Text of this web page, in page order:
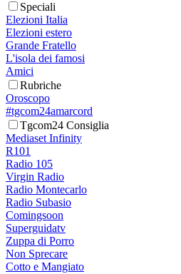
Speciali
Elezioni Italia
Elezioni estero
Grande Fratello
L'isola dei famosi
Amici
Rubriche
Oroscopo
#tgcom24amarcord
Tgcom24 Consiglia
Mediaset Infinity
R101
Radio 105
Virgin Radio
Radio Montecarlo
Radio Subasio
Comingsoon
Superguidatv
Zuppa di Porro
Non Sprecare
Cotto e Mangiato